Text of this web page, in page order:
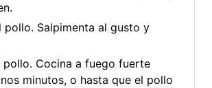
pollo. Salpimenta al gusto y
pollo. Cocina a fuego fuerte
minutos, o hasta que el pollo